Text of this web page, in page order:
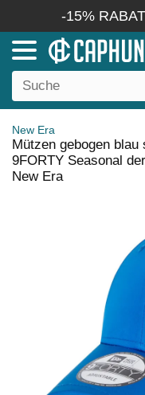
-15%
New Era
Mützen gebogen
9FORTY Seasonal
New Era